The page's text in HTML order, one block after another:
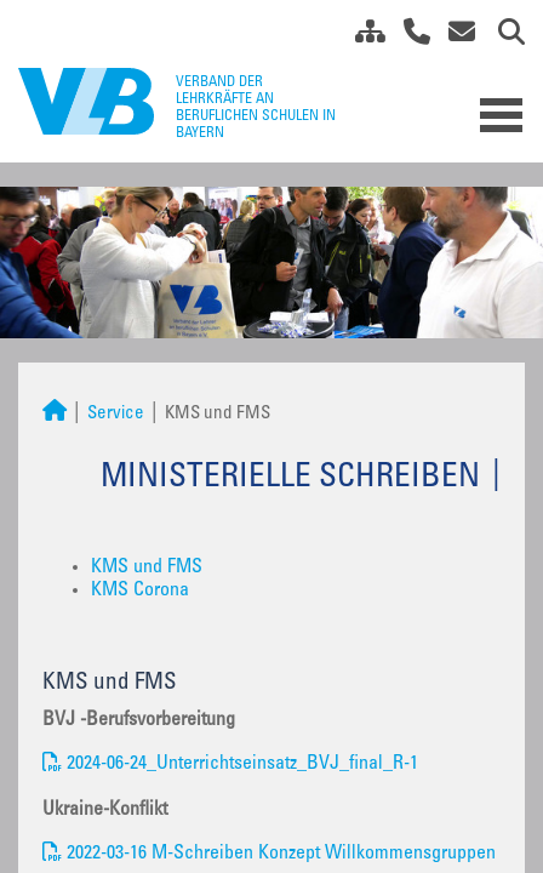
Service KMS und FMS
MINISTERIELLE SCHREIBEN
KMS und FMS
KMS Corona
KMS und FMS
BVJ -Berufsvorbereitung
2024-06-24_Unterrichtseinsatz_BVJ_final_R-1
Ukraine-Konflikt
2022-03-16 M-Schreiben Konzept Willkommensgruppen